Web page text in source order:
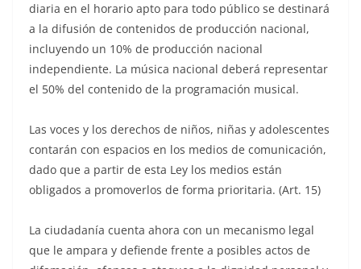
diaria en el horario apto para todo público se destinará
a la difusión de contenidos de producción nacional,
incluyendo un 10% de producción nacional
independiente. La música nacional deberá representar
el 50% del contenido de la programación musical.
Las voces y los derechos de niños, niñas y adolescentes
contarán con espacios en los medios de comunicación,
dado que a partir de esta Ley los medios están
obligados a promoverlos de forma prioritaria. (Art. 15)
La ciudadanía cuenta ahora con un mecanismo legal
que le ampara y defiende frente a posibles actos de